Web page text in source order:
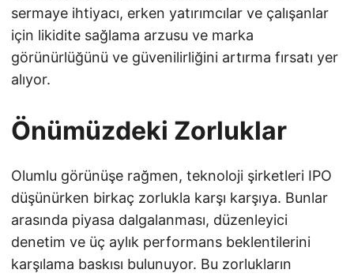
sermaye ihtiyacı, erken yatırımcılar ve çalışanlar
için likidite sağlama arzusu ve marka
görünürlüğünü ve güvenilirliğini artırma fırsatı yer
alıyor.
Önümüzdeki Zorluklar
Olumlu görünüşe rağmen, teknoloji şirketleri IPO
düşünürken birkaç zorlukla karşı karşıya. Bunlar
arasında piyasa dalgalanması, düzenleyici
denetim ve üç aylık performans beklentilerini
karşılama baskısı bulunuyor. Bu zorlukların